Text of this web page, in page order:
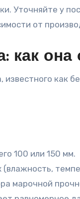
Уточняйте у
от
как она
как
100 или 150 мм.
марочной